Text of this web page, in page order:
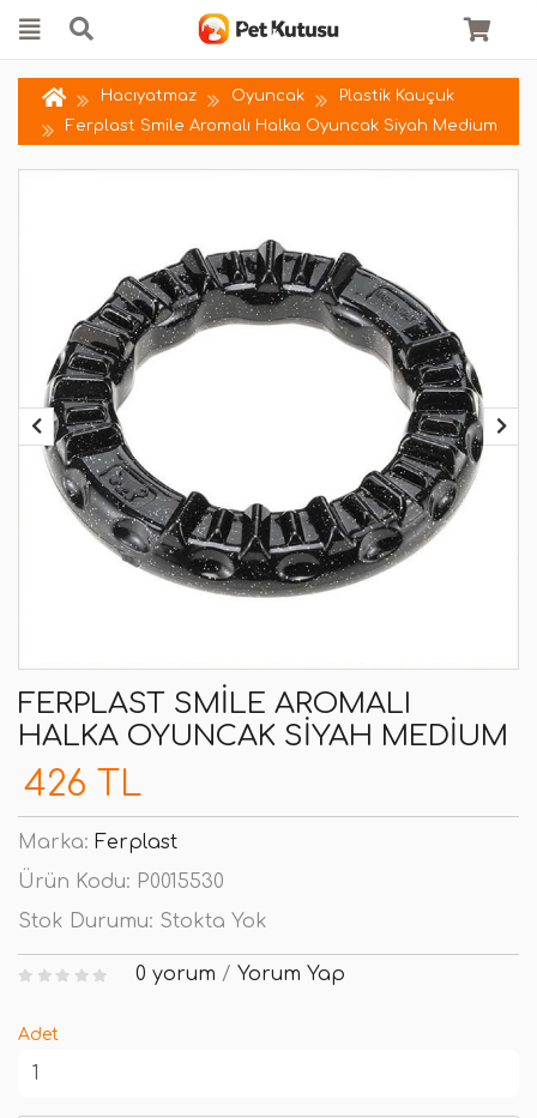
Hacıyatmaz Oyuncak
Plastik Kauçuk
Ferplast Smile Aromalı Halka Oyuncak Siyah Medium
FERPLAST SMILE AROMALI
HALKA OYUNCAK SIYAH MEDIUM
426 TL
Marka: Ferplast
Ürün Kodu: P0015530
Stok Durumu: Stokta Yok
0 yorum / Yorum Yap
Adet